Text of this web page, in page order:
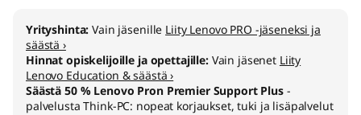
Yrityshinta:Vain jäsenille Liity Lenovo PRO -jäseneksi ja
säästä ›
Hinnat opiskelijoille ja opettajille: Vain jäsenet Liity
Lenovo Education & säästä ›
Säästä 50 % Lenovo Pron Premier Support Plus-
palvelusta Think-PC: nopeat korjaukset, tuki ja lisäpalvelut